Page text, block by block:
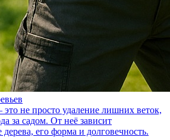
не просто удаление лишних веток,
за садом. От неё зависит
дерева, его форма и долговечность.